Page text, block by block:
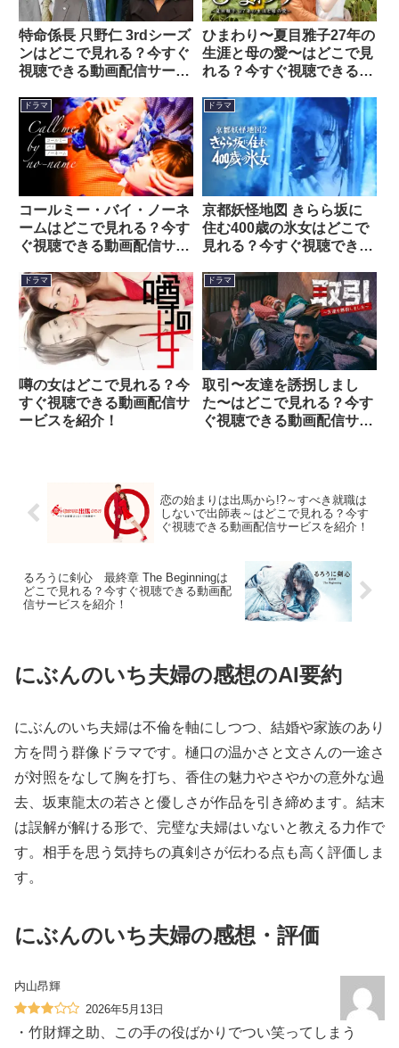
特命係長 只野仁 3rdシーズ
ンはどこで見れる？今すぐ
視聴できる動画配信サービ
ひまわり〜夏目雅子27年の
生涯と母の愛〜はどこで見
れる？今すぐ視聴できる動
ドラマ
コールミー・バイ・ノーネ
ームはどこで見れる？今す
ぐ視聴できる動画配信サー
ドラマ
京都妖怪地図 きらら坂に
住む400歳の氷女はどこで
見れる？今すぐ視聴できる
ドラマ
噂の女はどこで見れる？今
すぐ視聴できる動画配信サ
ービスを紹介！
ドラマ
取引〜友達を誘拐しまし
た〜はどこで見れる？今す
ぐ視聴できる動画配信サー
恋の始まりは出馬から!?～すべき就職は
しないで出師表～はどこで見れる？今す
ぐ視聴できる動画配信サービスを紹介！
るろうに剣心 最終章 The Beginningは
どこで見れる？今すぐ視聴できる動画配
信サービスを紹介！
にぶんのいち夫婦の感想のAI要約
にぶんのいち夫婦は不倫を軸にしつつ、結婚や家族のあり
方を問う群像ドラマです。樋口の温かさと文さんの一途さ
が対照をなして胸を打ち、香住の魅力やさやかの意外な過
去、坂東龍太の若さと優しさが作品を引き締めます。結末
は誤解が解ける形で、完璧な夫婦はいないと教える力作で
す。相手を思う気持ちの真剣さが伝わる点も高く評価しま
す。
にぶんのいち夫婦の感想・評価
内山昂輝
2026年5月13日
・竹財輝之助、この手の役ばかりでつい笑ってしまう